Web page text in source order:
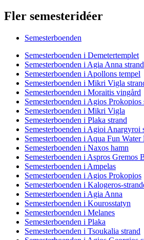
Fler semesteridéer
Semesterboenden
Semesterboenden i Demetertemplet
Semesterboenden i Agia Anna strand
Semesterboenden i Apollons tempel
Semesterboenden i Mikri Vigla
Semesterboenden i Moraitis vingård
Semesterboenden i Agios Prokopios
Semesterboenden i Mikri Vigla
Semesterboenden i Plaka strand
Semesterboenden i Agioi Anargyroi
Semesterboenden i Aqua Fun Water
Semesterboenden i Naxos hamn
Semesterboenden i Aspros Gremos
Semesterboenden i Ampelas
Semesterboenden i Agios Prokopios
Semesterboenden i Kalogeros-
Semesterboenden i Agia Anna
Semesterboenden i Kourosstatyn
Semesterboenden i Melanes
Semesterboenden i Plaka
Semesterboenden i Tsoukalia strand